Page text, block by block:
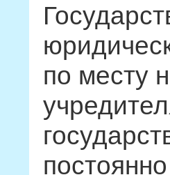
по месту